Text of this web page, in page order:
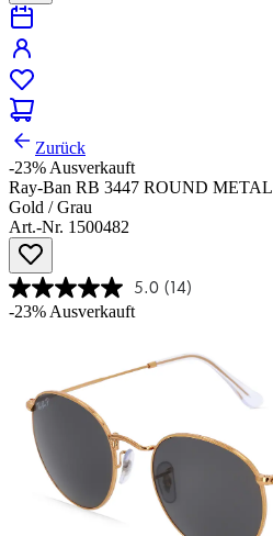
Zurück
-23%Ausverkauft
Ray-Ban RB 3447 ROUND METAL
Gold / Grau
Art.-Nr. 1500482
5.0 (14)
-23%Ausverkauft